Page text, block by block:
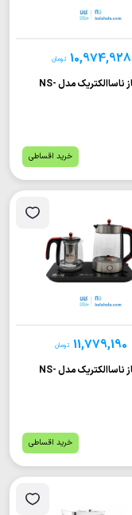
10,974,928 تومان
چای ساز ناساالکتریک مدل NS-
خرید اقساطی
11,779,190 تومان
چای ساز ناساالکتریک مدل NS-
خرید اقساطی